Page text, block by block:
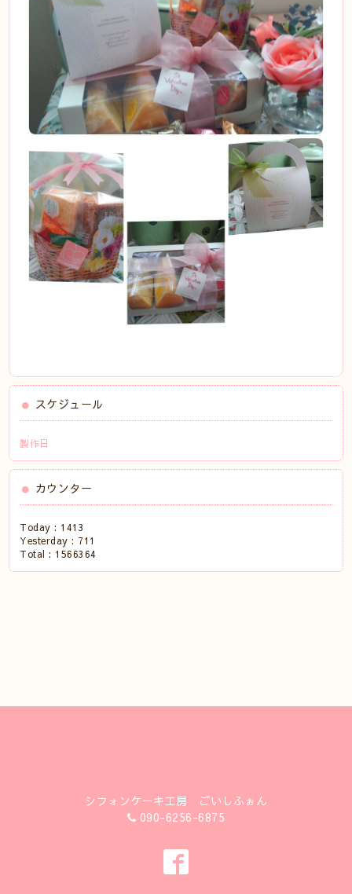
スケジュール
製作日
カウンター
Today : 1413
Yesterday : 711
Total : 1566364
シフォンケーキ工房 ごいしふぉん
090-6256-6875